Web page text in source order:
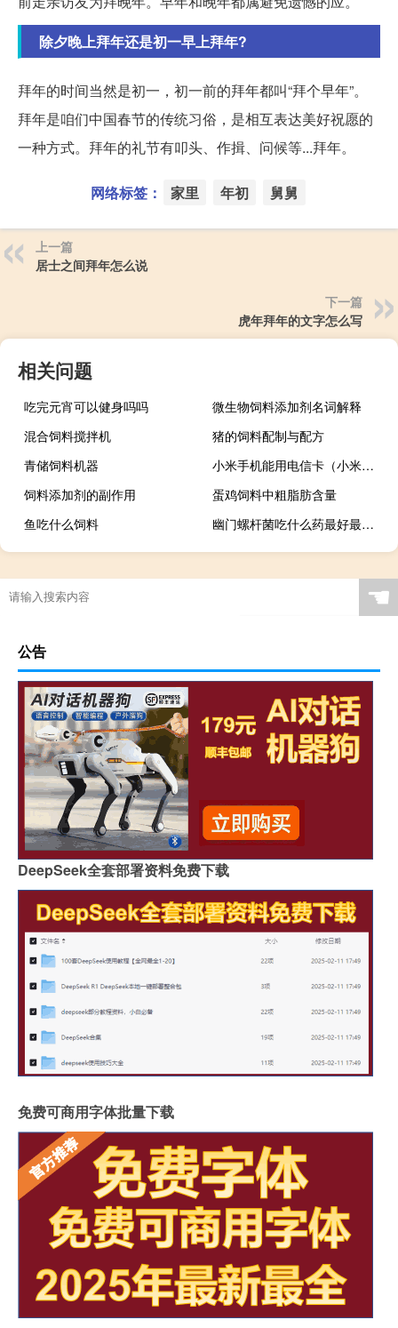
除夕晚上拜年还是初一早上拜年?
拜年的时间当然是初一，初一前的拜年都叫“拜个早年”。
拜年是咱们中国春节的传统习俗，是相互表达美好祝愿的
一种方式。拜年的礼节有叩头、作揖、问候等...拜年。
网络标签： 家里 年初 舅舅
上一篇
居士之间拜年怎么说
下一篇
虎年拜年的文字怎么写
相关问题
吃完元宵可以健身吗吗
微生物饲料添加剂名词解释
混合饲料搅拌机
猪的饲料配制与配方
青储饲料机器
小米手机能用电信卡（小米手机电信版可以用移动卡吗）
饲料添加剂的副作用
蛋鸡饲料中粗脂肪含量
鱼吃什么饲料
幽门螺杆菌吃什么药最好最有效（幽门杆菌是怎么得的）
☚
公告
DeepSeek全套部署资料免费下载
免费可商用字体批量下载